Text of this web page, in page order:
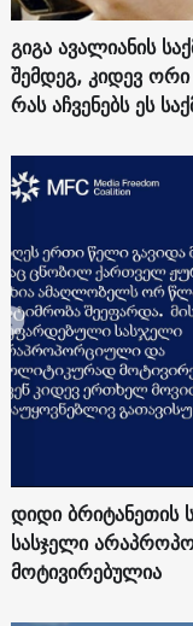
გიგა ავალიანის
შემდეგ, კიდევ
რას აჩვენებს ეს
დიდი ბრიტანეთის
სასჯელი
მოტივირებულია